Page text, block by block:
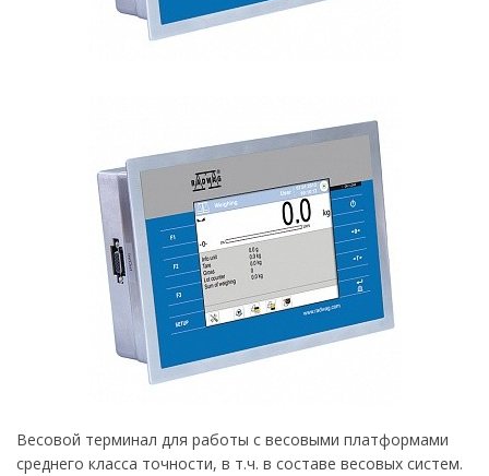
Весовой терминал для работы с весовыми платформами
среднего класса точности, в т.ч. в составе весовых систем.